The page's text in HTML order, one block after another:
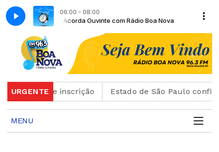
06:00 - 08:00
Boa Nova Acorda Ouvinte com Rádio Boa Nova
URGENTE
o cartão de inscrição Estado de São Paulo
MENU